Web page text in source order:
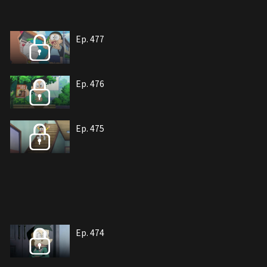
Ep. 477
Ep. 476
Ep. 475
Ep. 474